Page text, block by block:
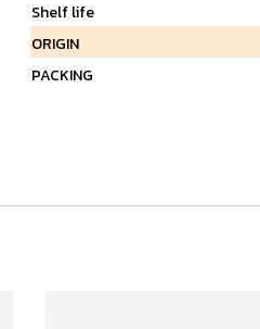
Shelf life
ORIGIN
PACKING